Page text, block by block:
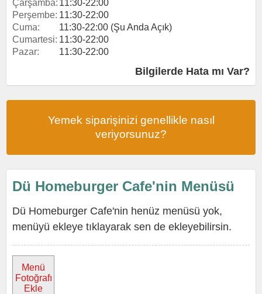
Çarşamba: 11:30-22:00
Perşembe: 11:30-22:00
Cuma:
11:30-22:00 (Şu Anda Açık)
Cumartesi: 11:30-22:00
Pazar:
11:30-22:00
Bilgilerde Hata mı Var?
Yemek siparişinizi genellikle nasıl
veriyorsunuz?
Dü Homeburger Cafe'nin Menüsü
Dü Homeburger Cafe'nin henüz menüsü yok,
menüyü ekleye tıklayarak sen de ekleyebilirsin.
Menü
Fotoğrafı
Ekle